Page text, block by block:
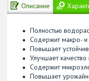
Описание
Полностью
Содержит макро-
Повышает
Улучшает
Содержит
Повышает